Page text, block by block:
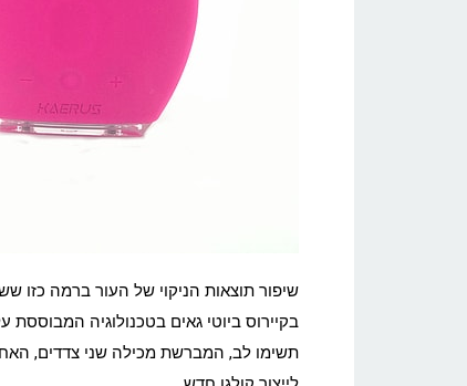
שיפור תוצאות הניקוי של העור ברמה כזו
בקיירוס ביוטי גאים בטכנולוגיה המבוססת
תשימו לב, המברשת מכילה שני צדדים,